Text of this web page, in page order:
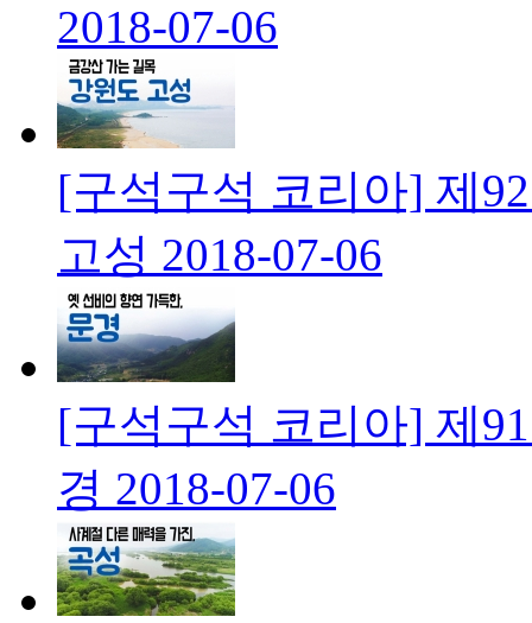
2018-07-06
[구석구석 코리아] 제
고성 2018-07-06
[구석구석 코리아] 제
경 2018-07-06